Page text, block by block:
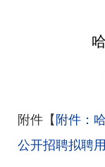
哈尔滨
附件【附件：
公开招聘拟聘